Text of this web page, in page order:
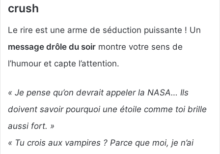
crush
Le rire est une arme de séduction puissante ! Un
message drôle du soir montre votre sens de
l’humour et capte l’attention.
« Je pense qu’on devrait appeler la NASA… Ils
doivent savoir pourquoi une étoile comme toi brille
aussi fort. »
« Tu crois aux vampires ? Parce que moi, je n’ai